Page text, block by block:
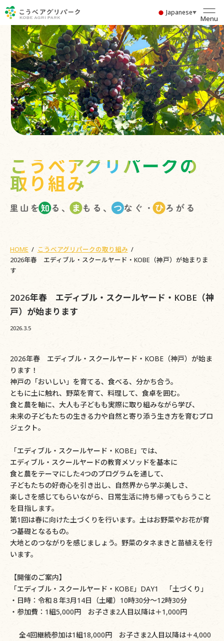
Japanese▼
Menu
こうべアグリパークの
取り組み
HOME
こうべアグリパークの取り組み
2026年春 エディブル・スクールヤード・KOBE（神戸）が始まりま
す
2026年春 エディブル・スクールヤード・KOBE（神
戸）が始まります
2026.3.5
2026年春 エディブル・スクールヤード・KOBE（神戸）が始ま
ります！
神戸の「おいしい」を育てる、食べる、分かち合う。
ともに土に触れ、野菜を育て、料理して、食卓を囲む。
食と農を軸に、大人も子どもも実際に取り組みながら学び、
未来の子どもたちの生きる力や自然と寄り添う生き方を育むプロ
ジェクト。
「エディブル・スクールヤード・KOBE」では、
エディブル・スクールヤードの教育メソッドを基本に
食と農をテーマにした4つのプログラムを通して、
子どもたちの好奇心を引き出し、自然界から学ぶ美しさ、
楽しさを感じてもらいながら、日常生活に持ち帰ってもらうこと
を目指します。
第1回は春に向けた土づくりを行います。土はお野菜やお花が育
つ基礎となるもの。
大地とのつながりを感じましょう。野菜のタネまきと苗植えを行
います。
【開催のご案内】
「エディブル・スクールヤード・KOBE」DAY1 「土づくり」
・日時：令和８年3月14日（土曜）10時30分～12時30分
・参加費：1組5,000円 お子さま2人目以降は＋1,000円
全4回継続参加は1組18,000円 お子さま2人目以降は＋4,000